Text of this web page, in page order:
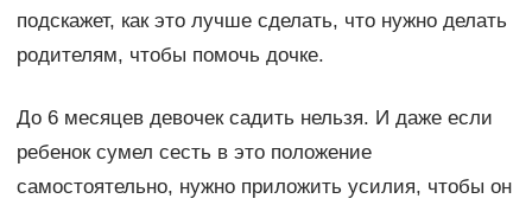
подскажет, как это лучше сделать, что нужно делать
родителям, чтобы помочь дочке.
До 6 месяцев девочек садить нельзя. И даже если
ребенок сумел сесть в это положение
самостоятельно, нужно приложить усилия, чтобы он